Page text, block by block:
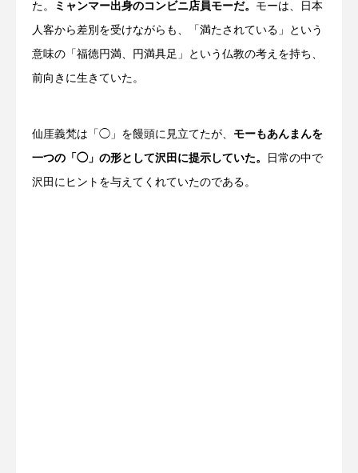
た。 ミャンマー出身のコンビニ店員モーだ。 モーは、日本
人客から差別を受けながらも、「満たされている」という
意味の「福徳円満、円満具足」という仏教の考えを持ち、
前向きに生きていた。
仙厓義梵は「◯」を饅頭に見立てたが、 モーもあんまんを
一つの「◯」の形として沢田に提示していた。 日常の中で
沢田にヒントを与えてくれていたのである。